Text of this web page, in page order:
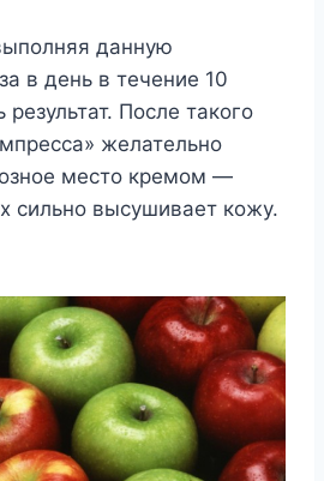
данную
в день в течение 10
После такого
желательно
место кремом —
сильно высушивает кожу.